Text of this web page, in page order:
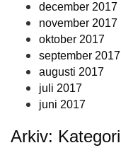
december 2017
november 2017
oktober 2017
september 2017
augusti 2017
juli 2017
juni 2017
Arkiv: Kategori